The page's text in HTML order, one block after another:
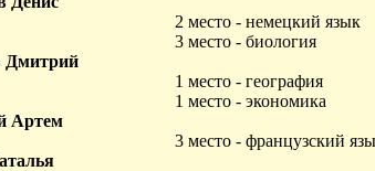
2 место - немецкий язык
3 место - биология
Дмитрий
1 место - география
1 место - экономика
Артем
3 место - французский